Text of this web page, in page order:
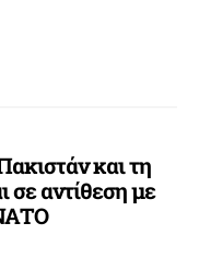
και τη
σε αντίθεση με